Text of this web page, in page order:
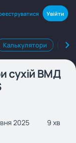
Увійти
Калькулятори
сухій ВМД
2025 9 хв